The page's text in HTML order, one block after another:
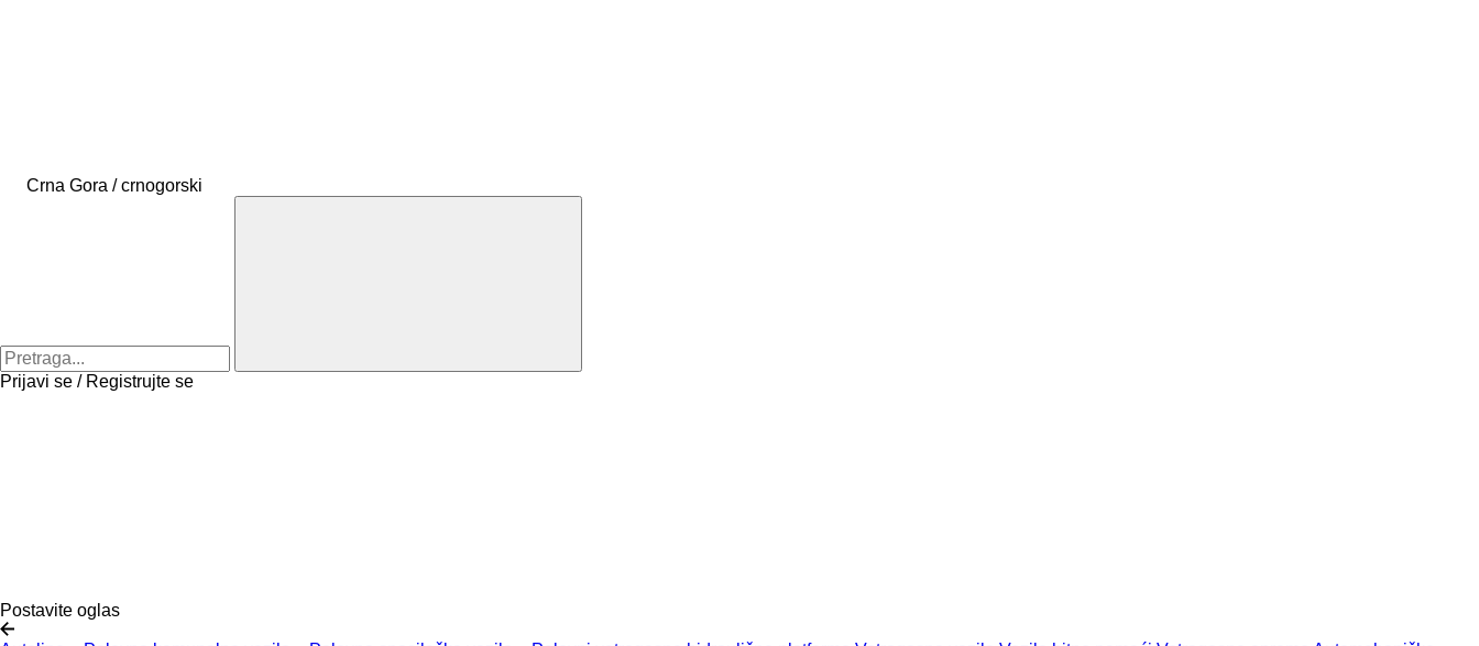
Crna Gora / crnogorski
Prijavi se / Registrujte se
Postavite oglas